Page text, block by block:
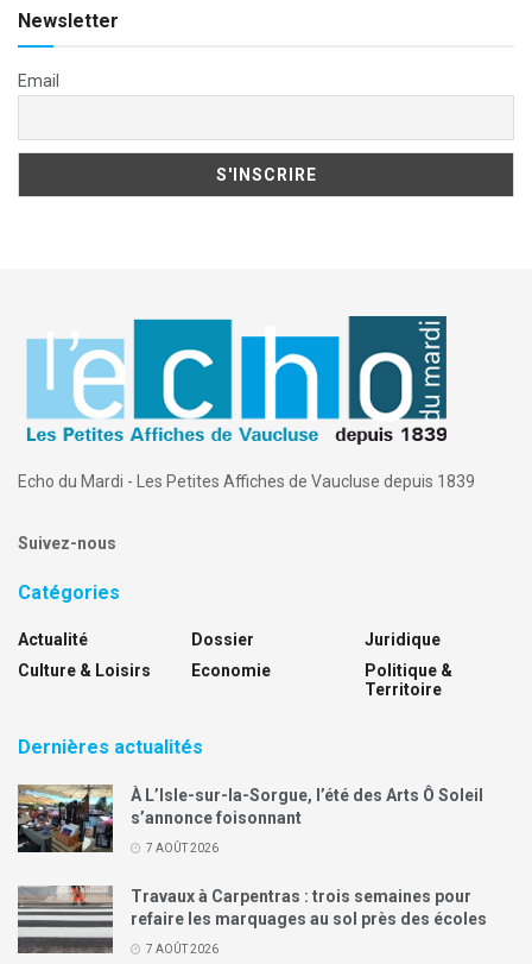
Newsletter
Email
Echo du Mardi - Les Petites Affiches de Vaucluse depuis 1839
Suivez-nous
Catégories
Actualité
Culture & Loisirs
Dossier
Economie
Juridique
Politique &
Territoire
Dernières actualités
À L’Isle-sur-la-Sorgue, l’été des Arts Ô Soleil
s’annonce foisonnant
7 AOÛT 2026
Travaux à Carpentras : trois semaines pour
refaire les marquages au sol près des écoles
7 AOÛT 2026